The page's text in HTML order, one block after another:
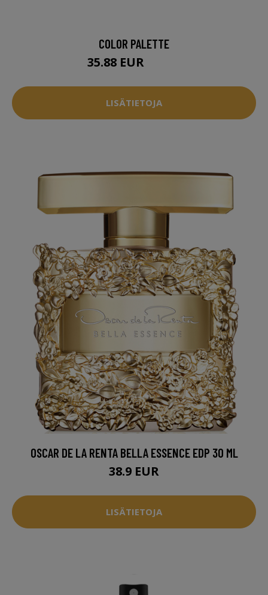
COLOR PALETTE
35.88 EUR
LISÄTIETOJA
OSCAR DE LA RENTA BELLA ESSENCE EDP 30 ML
38.9 EUR
LISÄTIETOJA